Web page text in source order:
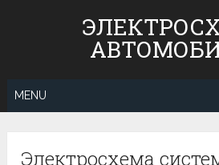
MENU
Электросхема